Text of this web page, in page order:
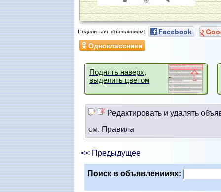
Поделиться объявлением: Facebook
Одноклассники
Поднять наверх,
выделить цветом
Редактировать и удалять
см. Правила
<< Предыдущее
Поиск в объявленииях: